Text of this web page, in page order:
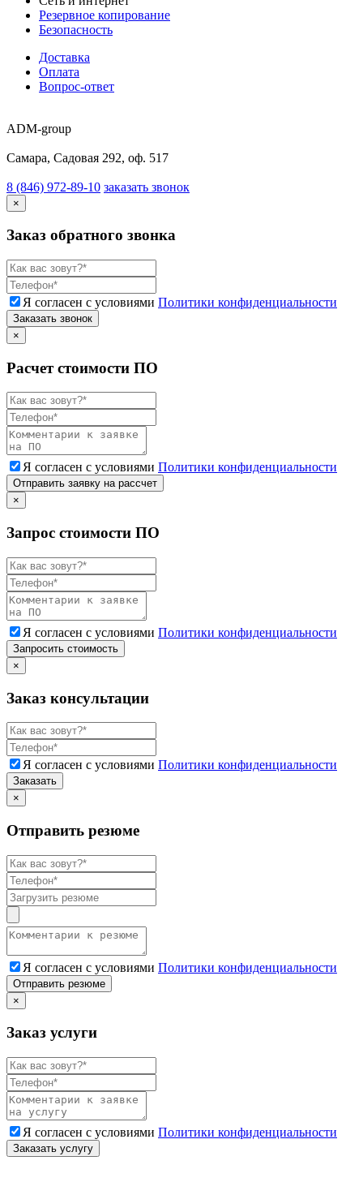
Резервное копирование
Безопасность
Доставка
Оплата
Вопрос-ответ
ADM-group
Самара, Садовая 292, оф. 517
8 (846) 972-89-10 заказать звонок
×
Заказ обратного звонка
Я согласен с условиями Политики конфиденциальности
Заказать звонок
×
Расчет стоимости ПО
Я согласен с условиями Политики конфиденциальности
Отправить заявку на рассчет
×
Запрос стоимости ПО
Я согласен с условиями Политики конфиденциальности
Запросить стоимость
×
Заказ консультации
Я согласен с условиями Политики конфиденциальности
Заказать
×
Отправить резюме
Я согласен с условиями Политики конфиденциальности
Отправить резюме
×
Заказ услуги
Я согласен с условиями Политики конфиденциальности
Заказать услугу